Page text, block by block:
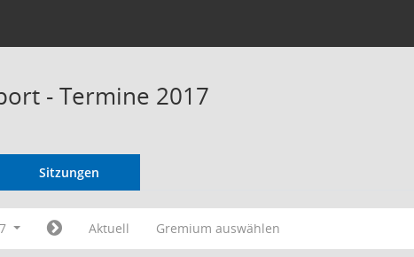
- Termine 2017
Sitzungen
Aktuell Gremium auswählen